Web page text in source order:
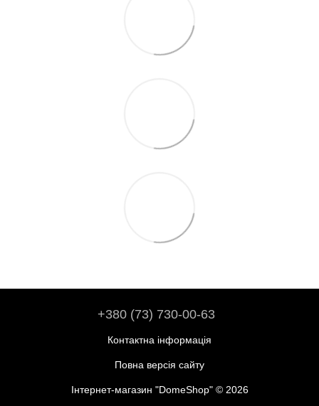
+380 (73) 730-00-63
Контактна інформація
Повна версія сайту
Інтернет-магазин "DomeShop" © 2026